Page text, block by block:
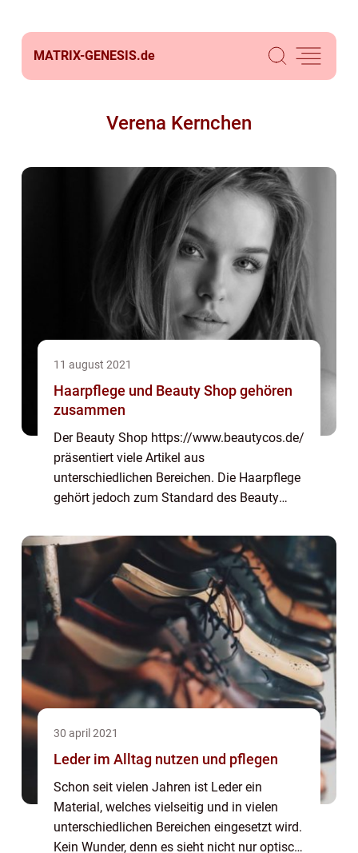
MATRIX-GENESIS.de
Verena Kernchen
11 august 2021
Haarpflege und Beauty Shop gehören
zusammen
Der Beauty Shop https://www.beautycos.de/
präsentiert viele Artikel aus
unterschiedlichen Bereichen. Die Haarpflege
gehört jedoch zum Standard des Beauty
Sprays und Pomade sind im Shop
verkäuflich. Wer Produkt...
30 april 2021
Leder im Alltag nutzen und pflegen
Schon seit vielen Jahren ist Leder ein
Material, welches vielseitig und in vielen
unterschiedlichen Bereichen eingesetzt wird.
Kein Wunder, denn es sieht nicht nur optisch